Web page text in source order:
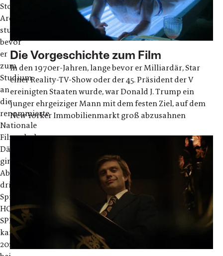
Stockholm,
Architektur
studiert,
bevor
er
zum
Studium
an
die
renommierte
Nationale
Filmschule
Dänemarks
ging.
Abbasis
dritter
Spielfilm
HOLY
SPIDER
kam
2023
Die Vorgeschichte zum Film
In den 1970er-Jahren, lange bevor er Milliardär, Star
einer Reality-TV-Show oder der 45. Präsident der V
ereinigten Staaten wurde, war Donald J. Trump ein
junger ehrgeiziger Mann mit dem festen Ziel, auf dem
New Yorker Immobilienmarkt groß abzusahnen